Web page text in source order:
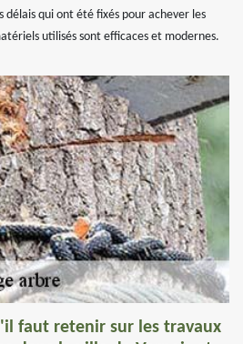
délais qui ont été fixés pour achever les
utilisés sont efficaces et modernes.
faut retenir sur les travaux